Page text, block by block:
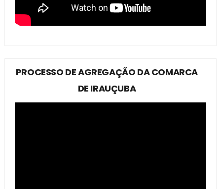
PROCESSO DE AGREGAÇÃO DA COMARCA
DE IRAUÇUBA